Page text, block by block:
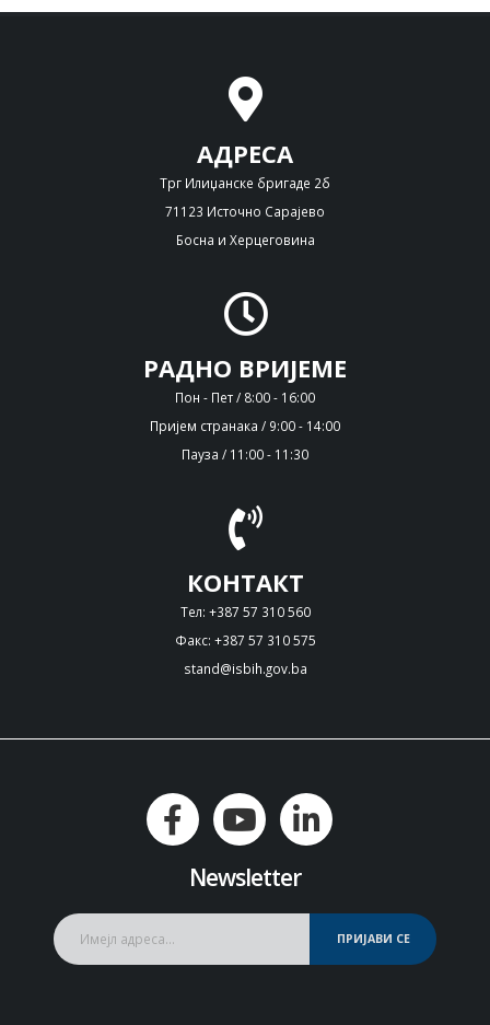
АДРЕСА
Трг Илиџанске бригаде 2б
71123 Источно Сарајево
Босна и Херцеговина
РАДНО ВРИЈЕМЕ
Пон - Пет / 8:00 - 16:00
Пријем странака / 9:00 - 14:00
Пауза / 11:00 - 11:30
КОНТАКТ
Тел: +387 57 310 560
Факс: +387 57 310 575
stand@isbih.gov.ba
Newsletter
ПРИЈАВИ СЕ